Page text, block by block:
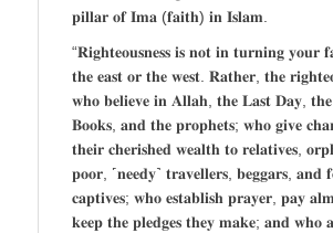
𝐩𝐢𝐥𝐥𝐚𝐫 𝐨𝐟 𝐈𝐦𝐚 (𝐟𝐚𝐢𝐭𝐡) 𝐢𝐧 𝐈𝐬𝐥𝐚𝐦.
“𝐑𝐢𝐠𝐡𝐭𝐞𝐨𝐮𝐬𝐧𝐞𝐬𝐬 𝐢𝐬 𝐧𝐨𝐭 𝐢𝐧 𝐭𝐮𝐫𝐧𝐢𝐧𝐠 𝐲𝐨𝐮𝐫
𝐭𝐡𝐞 𝐞𝐚𝐬𝐭 𝐨𝐫 𝐭𝐡𝐞 𝐰𝐞𝐬𝐭. 𝐑𝐚𝐭𝐡𝐞𝐫, 𝐭𝐡𝐞
𝐰𝐡𝐨 𝐛𝐞𝐥𝐢𝐞𝐯𝐞 𝐢𝐧 𝐀𝐥𝐥𝐚𝐡, 𝐭𝐡𝐞 𝐋𝐚𝐬𝐭 𝐃𝐚𝐲,
𝐁𝐨𝐨𝐤𝐬, 𝐚𝐧𝐝 𝐭𝐡𝐞 𝐩𝐫𝐨𝐩𝐡𝐞𝐭𝐬; 𝐰𝐡𝐨 𝐠𝐢𝐯𝐞
𝐭𝐡𝐞𝐢𝐫 𝐜𝐡𝐞𝐫𝐢𝐬𝐡𝐞𝐝 𝐰𝐞𝐚𝐥𝐭𝐡 𝐭𝐨 𝐫𝐞𝐥𝐚𝐭𝐢𝐯𝐞𝐬,
𝐩𝐨𝐨𝐫, ˹𝐧𝐞𝐞𝐝𝐲˺ 𝐭𝐫𝐚𝐯𝐞𝐥𝐥𝐞𝐫𝐬, 𝐛𝐞𝐠𝐠𝐚𝐫𝐬, 𝐚𝐧𝐝
𝐜𝐚𝐩𝐭𝐢𝐯𝐞𝐬; 𝐰𝐡𝐨 𝐞𝐬𝐭𝐚𝐛𝐥𝐢𝐬𝐡 𝐩𝐫𝐚𝐲𝐞𝐫, 𝐩𝐚𝐲
𝐤𝐞𝐞𝐩 𝐭𝐡𝐞 𝐩𝐥𝐞𝐝𝐠𝐞𝐬 𝐭𝐡𝐞𝐲 𝐦𝐚𝐤𝐞; 𝐚𝐧𝐝 𝐰𝐡𝐨